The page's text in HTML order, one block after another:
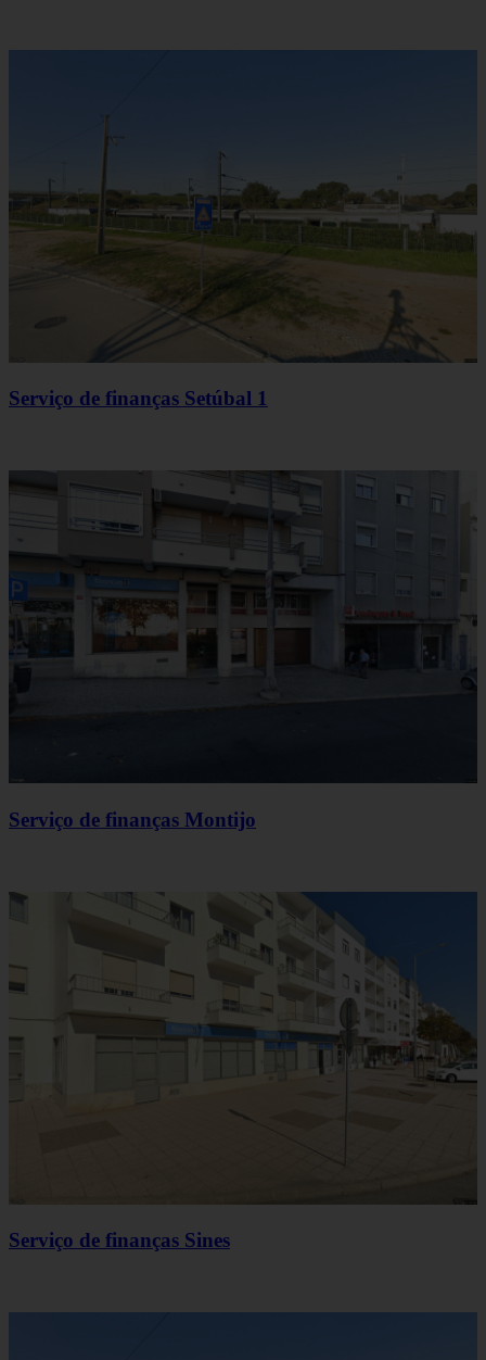
Serviço de finanças Setúbal 1
Serviço de finanças Montijo
Serviço de finanças Sines